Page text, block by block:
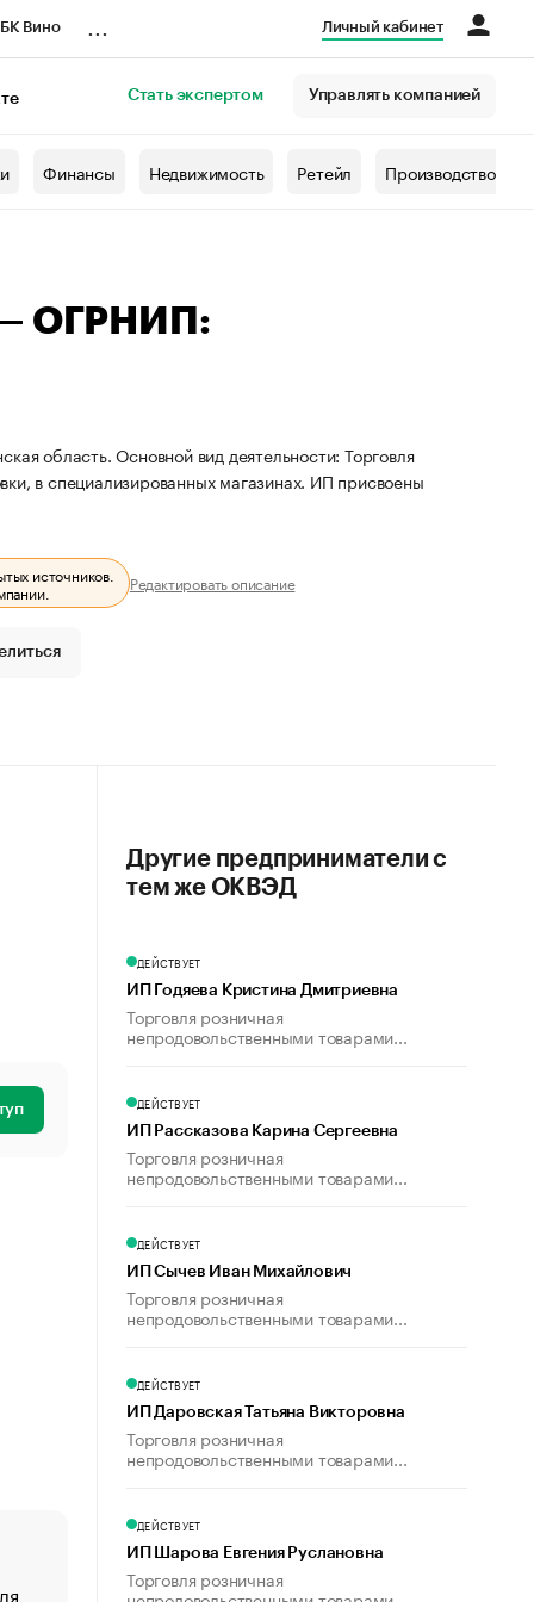
Вино Личный кабинет
Стать экспертом Управлять компанией
Финансы Недвижимость Ретейл Производство
— ОГРНИП:
область. Основной вид деятельности: Торговля
в специализированных магазинах. ИП присвоены
источников.
Редактировать описание
«От спорта тело стареет иначе». Как живет глава
Другие предприниматели с
тем же ОКВЭД
ДЕЙСТВУЕТ
ИП Годяева Кристина Дмитриевна
Торговля розничная
непродовольственными товарами...
ДЕЙСТВУЕТ
ИП Рассказова Карина Сергеевна
Торговля розничная
непродовольственными товарами...
ДЕЙСТВУЕТ
ИП Сычев Иван Михайлович
Торговля розничная
непродовольственными товарами...
ДЕЙСТВУЕТ
ИП Даровская Татьяна Викторовна
Торговля розничная
непродовольственными товарами...
ДЕЙСТВУЕТ
ИП Шарова Евгения Руслановна
Торговля розничная